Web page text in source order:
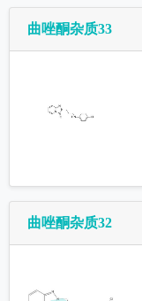
曲唑酮杂质33
曲唑酮杂质32